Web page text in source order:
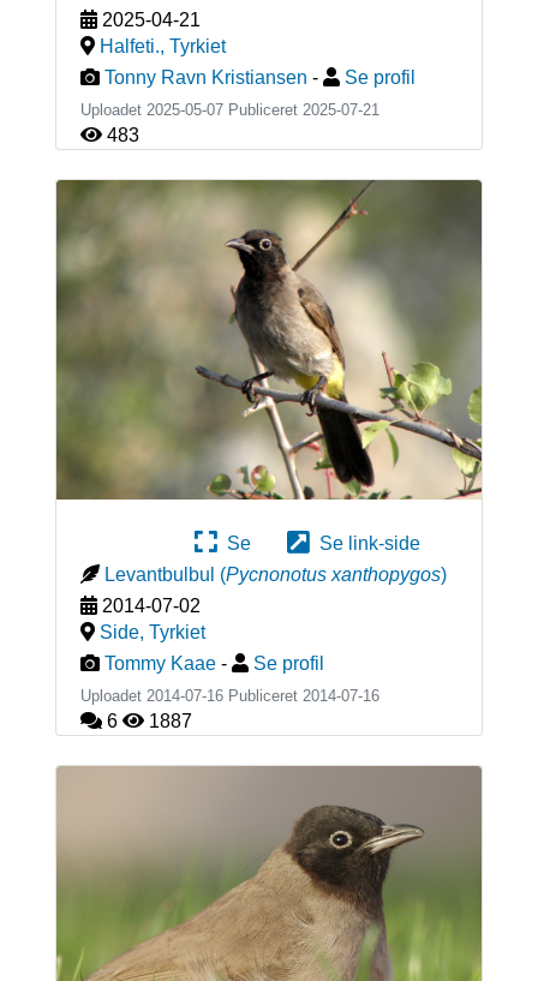
2025-04-21
Halfeti., Tyrkiet
Tonny Ravn Kristiansen - Se profil
Uploadet 2025-05-07 Publiceret 2025-07-21
483
Se
Se link-side
Levantbulbul (Pycnonotus xanthopygos)
2014-07-02
Side, Tyrkiet
Tommy Kaae - Se profil
Uploadet 2014-07-16 Publiceret 2014-07-16
6 1887